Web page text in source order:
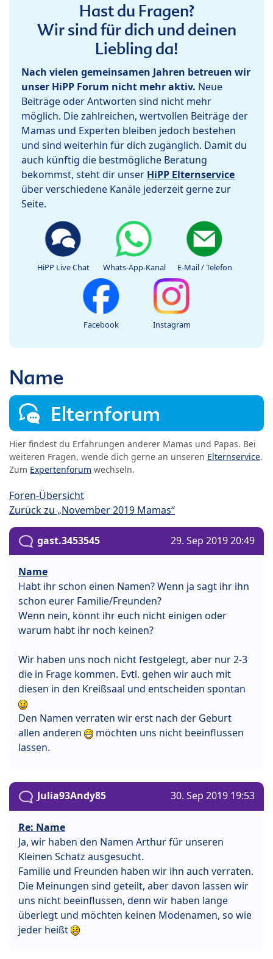
Hast du Fragen?
Wir sind für dich und deinen
Liebling da!
Nach vielen gemeinsamen Jahren betreuen wir
unser HiPP Forum nicht mehr aktiv. Neue
Beiträge oder Antworten sind nicht mehr
möglich. Die zahlreichen, wertvollen Beiträge der
Mamas und Experten bleiben jedoch bestehen
und sind weiterhin für dich zugänglich. Damit du
auch künftig die bestmögliche Beratung
bekommst, steht dir unser HiPP Elternservice
über verschiedene Kanäle jederzeit gerne zur
Seite.
HiPP Live Chat Whats-App-Kanal E-Mail / Telefon
Facebook Instagram
Name
Elternforum
Hier findest du Erfahrungen anderer Mamas und Papas. Bei
weiteren Fragen, wende dich gerne an unseren Elternservice.
Zum Expertenforum wechseln.
Foren-Übersicht
Zurück zu „November 2019 Mamas“
gast.3453545 29. Sep 2019 20:49
Name
Habt ihr schon einen Namen? Wenn ja sagt ihr ihn
schon eurer Familie/Freunden?
Wenn nein, könnt ihr euch nicht einigen oder
warum habt ihr noch keinen?
Wir haben uns noch nicht festgelegt, aber nur 2-3
die in Frage kommen. Evtl. gehen wir auch mit
diesen in den Kreißsaal und entscheiden spontan
Den Namen verraten wir erst nach der Geburt
allen anderen
möchten uns nicht beeinflussen
lassen.
Julia93Andy85 30. Sep 2019 19:53
Re: Name
Ja, wir haben den Namen Arthur für unseren
Kleinen Schatz ausgesucht.
Familie und Freunden haben wir ihn auch verraten.
Die Meinungen sind geteilt, aber davon lassen wir
uns nicht beeinflussen, denn wir haben lange
überlegt und möchten keinen Modenamen, so wie
jeder heißt